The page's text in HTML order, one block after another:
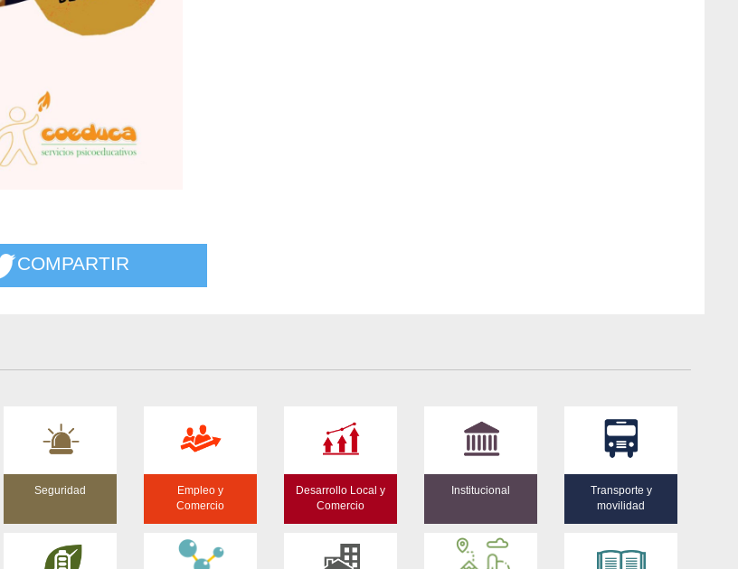
COMPARTIR
Seguridad
Empleo y
Comercio
Desarrollo Local y
Comercio
Institucional
Transporte y
movilidad